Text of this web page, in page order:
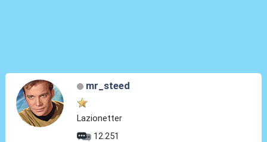
mr_steed
Lazionetter
12.251